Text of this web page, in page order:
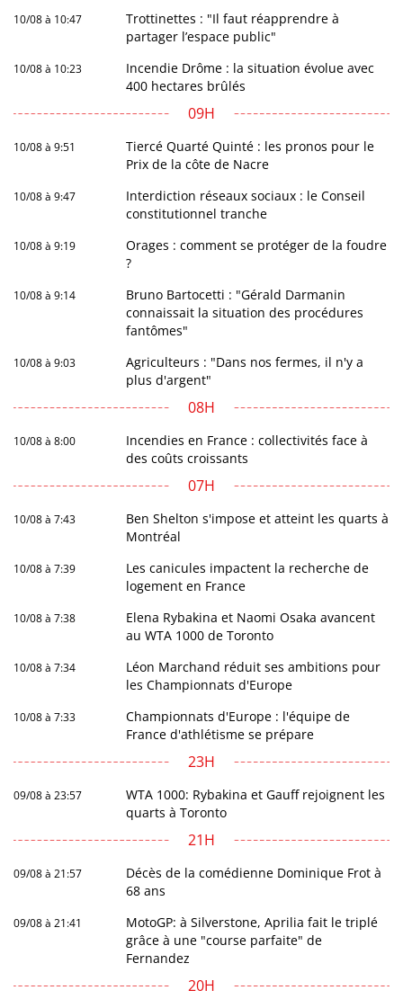
10/08 à 10:47
Trottinettes : "Il faut réapprendre à
partager l’espace public"
10/08 à 10:23
Incendie Drôme : la situation évolue avec
400 hectares brûlés
09H
10/08 à 9:51
Tiercé Quarté Quinté : les pronos pour le
Prix de la côte de Nacre
10/08 à 9:47
Interdiction réseaux sociaux : le Conseil
constitutionnel tranche
10/08 à 9:19
Orages : comment se protéger de la foudre
?
10/08 à 9:14
Bruno Bartocetti : "Gérald Darmanin
connaissait la situation des procédures
fantômes"
10/08 à 9:03
Agriculteurs : "Dans nos fermes, il n'y a
plus d'argent"
08H
10/08 à 8:00
Incendies en France : collectivités face à
des coûts croissants
07H
10/08 à 7:43
Ben Shelton s'impose et atteint les quarts à
Montréal
10/08 à 7:39
Les canicules impactent la recherche de
logement en France
10/08 à 7:38
Elena Rybakina et Naomi Osaka avancent
au WTA 1000 de Toronto
10/08 à 7:34
Léon Marchand réduit ses ambitions pour
les Championnats d'Europe
10/08 à 7:33
Championnats d'Europe : l'équipe de
France d'athlétisme se prépare
23H
09/08 à 23:57
WTA 1000: Rybakina et Gauff rejoignent les
quarts à Toronto
21H
09/08 à 21:57
Décès de la comédienne Dominique Frot à
68 ans
09/08 à 21:41
MotoGP: à Silverstone, Aprilia fait le triplé
grâce à une "course parfaite" de
Fernandez
20H